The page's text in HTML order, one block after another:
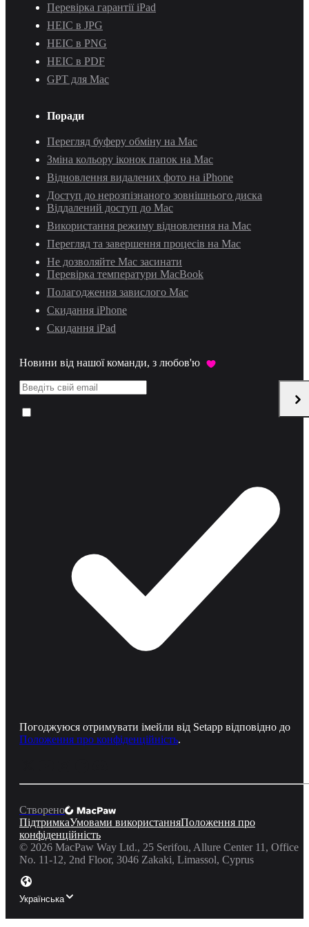
Перевірка гарантії iPad
HEIC в JPG
HEIC в PNG
HEIC в PDF
GPT для Mac
Поради
Перегляд буферу обміну на Mac
Зміна кольору іконок папок на Mac
Відновлення видалених фото на iPhone
Доступ до нерозпізнаного зовнішнього диска
Віддалений доступ до Mac
Використання режиму відновлення на Mac
Перегляд та завершення процесів на Mac
Не дозволяйте Mac засинати
Перевірка температури MacBook
Полагодження завислого Mac
Скидання iPhone
Скидання iPad
Новини від нашої команди, з любов'ю
Погоджуюся отримувати імейли від Setapp відповідно до
Положення про конфіденційність.
Створено
ПідтримкаУмовами використанняПоложення про
конфіденційність
© 2026 MacPaw Way Ltd., 25 Serifou, Allure Center 11, Office
No. 11-12, 2nd Floor, 3046 Zakaki, Limassol, Cyprus
Українська